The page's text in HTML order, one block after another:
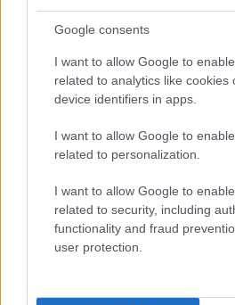
Google consents
I want to allow Google to
related to analytics like cookies
device identifiers in apps.
I want to allow Google to
related to personalization.
I want to allow Google to
related to security, including
functionality and fraud
user protection.
dżingiel
lamus